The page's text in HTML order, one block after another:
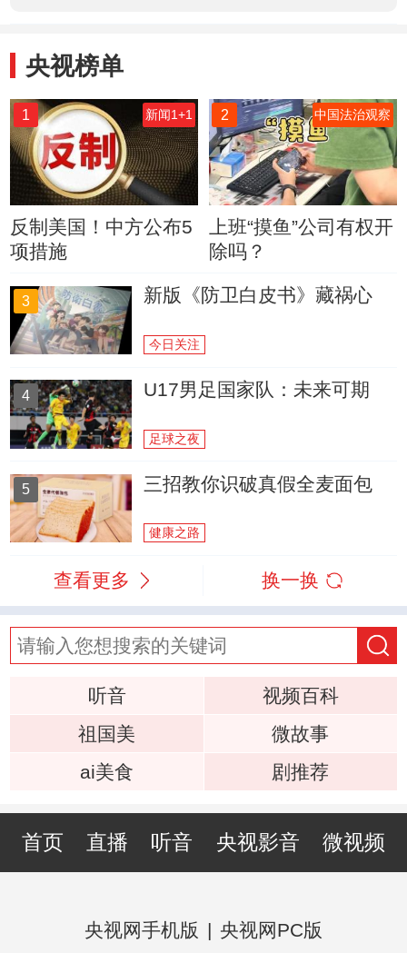
央视榜单
1 新闻1+1
反制美国！中方公布5
项措施
2 中国法治观察
上班“摸鱼”公司有权开
除吗？
3 新版《防卫白皮书》藏祸心
今日关注
4 U17男足国家队：未来可期
足球之夜
5 三招教你识破真假全麦面包
健康之路
查看更多 换一换
听音
视频百科
祖国美
微故事
ai美食
剧推荐
首页 直播 听音 央视影音 微视频
央视网手机版 | 央视网PC版